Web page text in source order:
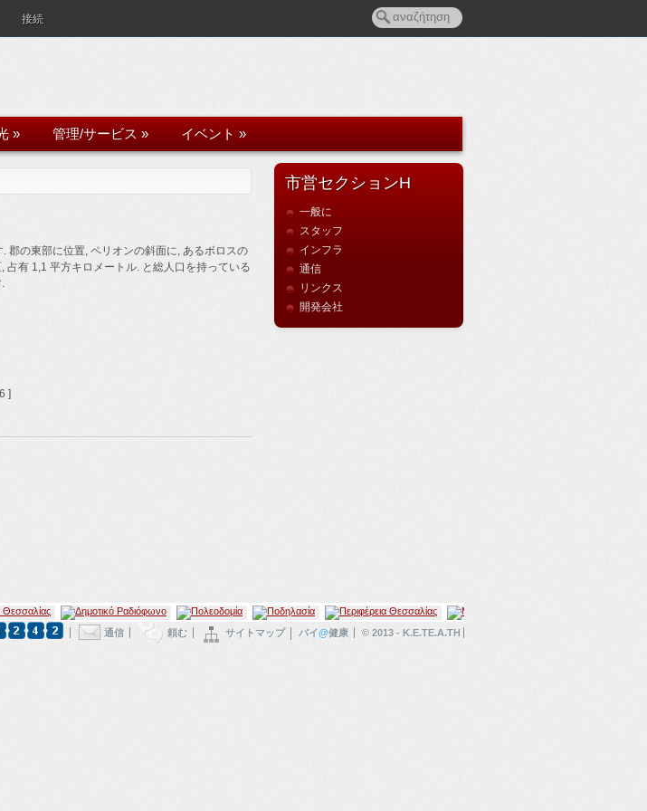
接続
» 管理/サービス » イベント »
郡の東部に位置, ペリオンの斜面に, あるボロスの
占有 1,1 平方キロメートル. と総人口を持っている
]
市営セクションH
一般に
スタッフ
インフラ
通信
リンクス
開発会社
通信 頼む サイトマップ バイ@健康 © 2013 - K.E.TE.A.TH